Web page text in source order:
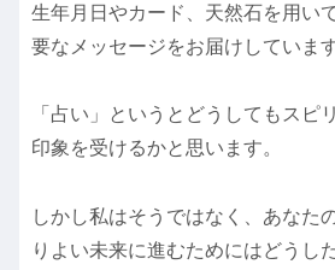
生年月日やカード、天然石を用い
要なメッセージをお届けしています
「占い」というとどうしてもスピ
印象を受けるかと思います。
しかし私はそうではなく、あなた
りよい未来に進むためにはどうし